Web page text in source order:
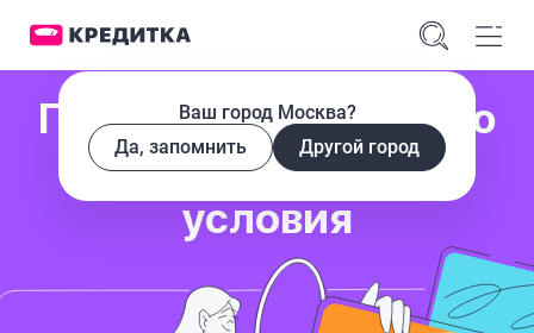
Ваш город Москва?
Да, запомнить
Другой город
Подберем кредитную
карту под ваши
условия